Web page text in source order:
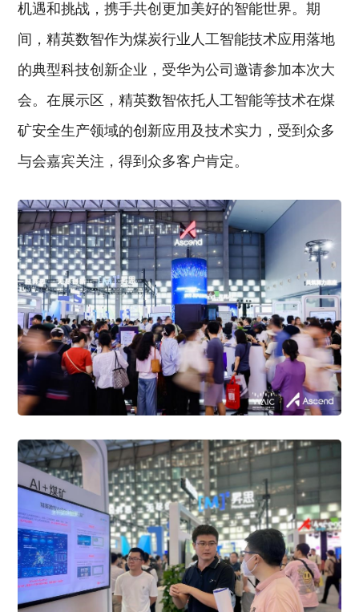
机遇和挑战，携手共创更加美好的智能世界。期
间，精英数智作为煤炭行业人工智能技术应用落地
的典型科技创新企业，受华为公司邀请参加本次大
会。在展示区，精英数智依托人工智能等技术在煤
矿安全生产领域的创新应用及技术实力，受到众多
与会嘉宾关注，得到众多客户肯定。